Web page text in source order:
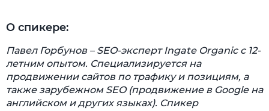
О спикере:
Павел Горбунов – SEO-эксперт Ingate Organic c 12-
летним опытом. Специализируется на
продвижении сайтов по трафику и позициям, а
также зарубежном SEO (продвижение в Google на
английском и других языках). Спикер